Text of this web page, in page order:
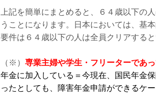
上記を簡単にまとめると、６４歳以下の
うことになります。日本においては、基
要件は６４歳以下の人は全員クリアする
（※） 専業主婦や学生・フリーターであ
年金に加入している＝今現在、国民年金
ったとしても、障害年金申請ができるケー